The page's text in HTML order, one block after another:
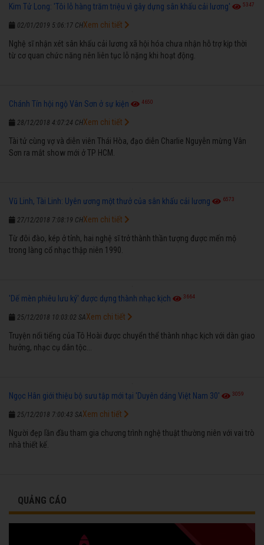
Kim Tử Long: 'Tôi lỗ hàng trăm triệu vì gây dựng sân khấu cải lương' 5347
02/01/2019 5:06:17 CH
Nghệ sĩ nhận xét sân khấu cải lương xã hội hóa chưa nhận hỗ trợ kịp thời
từ cơ quan chức năng nên liên tục lỗ nặng khi hoạt động.
Xem chi tiết
Chánh Tín hội ngộ Vân Sơn ở sự kiện 4650
28/12/2018 4:07:24 CH
Tài tử cùng vợ và diễn viên Thái Hòa, đạo diễn Charlie Nguyễn mừng Vân
Sơn ra mắt show mới ở TP HCM.
Xem chi tiết
Vũ Linh, Tài Linh: Uyên ương một thưở của sân khấu cải lương 6573
27/12/2018 7:08:19 CH
Từ đôi đào, kép ở tỉnh, hai nghệ sĩ trở thành thần tượng được mến mộ
trong làng cổ nhạc thập niên 1990.
Xem chi tiết
'Dế mèn phiêu lưu ký' được dựng thành nhạc kịch 3664
25/12/2018 10:03:02 SA
Truyện nổi tiếng của Tô Hoài được chuyển thể thành nhạc kịch với dàn giao
hưởng, nhạc cụ dân tộc...
Xem chi tiết
Ngọc Hân giới thiệu bộ sưu tập mới tại 'Duyên dáng Việt Nam 30' 3059
25/12/2018 7:00:43 SA
Người đẹp lần đầu tham gia chương trình nghệ thuật thường niên với vai trò
nhà thiết kế.
Xem chi tiết
QUẢNG CÁO